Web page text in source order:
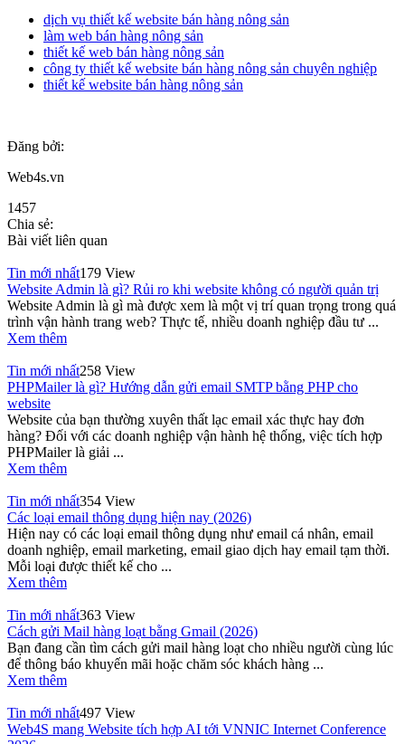
dịch vụ thiết kế website bán hàng nông sản
làm web bán hàng nông sản
thiết kế web bán hàng nông sản
công ty thiết kế website bán hàng nông sản chuyên nghiệp
thiết kế website bán hàng nông sản
Đăng bởi:
Web4s.vn
1457
Chia sẻ:
Bài viết liên quan
Tin mới nhất179 View
Website Admin là gì? Rủi ro khi website không có người quản trị
Website Admin là gì mà được xem là một vị trí quan trọng trong quá
trình vận hành trang web? Thực tế, nhiều doanh nghiệp đầu tư ...
Xem thêm
Tin mới nhất258 View
PHPMailer là gì? Hướng dẫn gửi email SMTP bằng PHP cho
website
Website của bạn thường xuyên thất lạc email xác thực hay đơn
hàng? Đối với các doanh nghiệp vận hành hệ thống, việc tích hợp
PHPMailer là giải ...
Xem thêm
Tin mới nhất354 View
Các loại email thông dụng hiện nay (2026)
Hiện nay có các loại email thông dụng như email cá nhân, email
doanh nghiệp, email marketing, email giao dịch hay email tạm thời.
Mỗi loại được thiết kế cho ...
Xem thêm
Tin mới nhất363 View
Cách gửi Mail hàng loạt bằng Gmail (2026)
Bạn đang cần tìm cách gửi mail hàng loạt cho nhiều người cùng lúc
để thông báo khuyến mãi hoặc chăm sóc khách hàng ...
Xem thêm
Tin mới nhất497 View
Web4S mang Website tích hợp AI tới VNNIC Internet Conference